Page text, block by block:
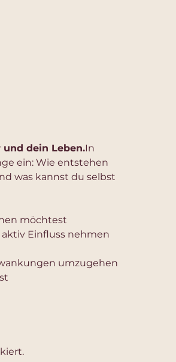
und dein Leben.In
ein: Wie entstehen
was kannst du selbst
möchtest
Einfluss nehmen
umzugehen